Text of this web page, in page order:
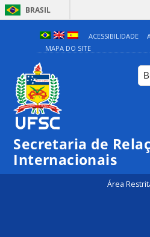
BRASIL
ACESSIBILIDADE
MAPA DO SITE
Secretaria de
Internacionais
Área